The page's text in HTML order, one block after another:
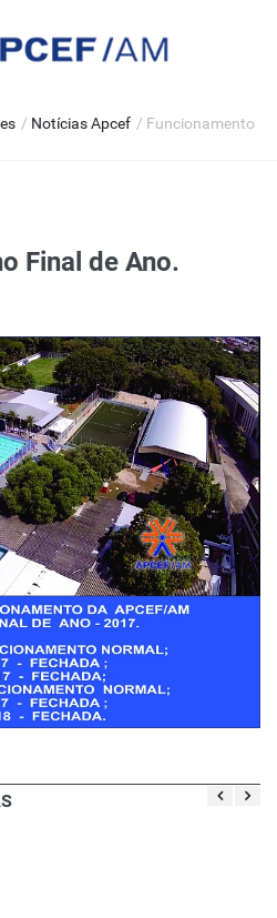
/ Notícias Apcef / Funcionamento
Final de Ano.